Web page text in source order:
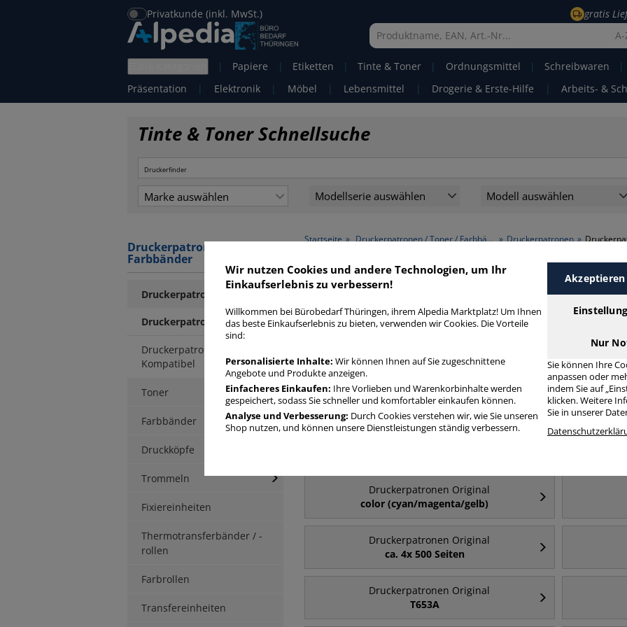
Privatkunde (inkl. MwSt.) gratis
A-
| Papiere | Etiketten | Tinte & Toner | Ordnungsmittel | Schreibwaren |
Präsentation
| Elektronik | Möbel | Lebensmittel | Drogerie & Erste-Hilfe | Arbeits- &
Tinte & Toner Schnellsuche
Marke auswählen Modellserie auswählen Modell auswählen
Druckerpatronen / Toner /
Farbbänder
Druckerpatronen
Druckerpatronen Original
Druckerpatronen
Kompatibel
Toner
Farbbänder
Druckköpfe
Trommeln
Fixiereinheiten
Thermotransferbänder / -
rollen
Farbrollen
Transfereinheiten
Startseite » Druckerpatronen / Toner / Farbbänder » Druckerpatronen »
Druckerpatronen Original grau >
grau
Druckerpatronen Original grau in bester Qualität zum günstigen Preis.
Druckerpatronen Original grau
Druckerpatronen Original
color (cyan/magenta/gelb)
Druckerpatronen Original
ca. 4x 500 Seiten
Druckerpatronen Original
T653A
Wir nutzen Cookies und andere Technologien, um Ihr
Einkaufserlebnis zu verbessern!
Willkommen bei Bürobedarf Thüringen, ihrem Alpedia Marktplatz! Um Ihnen
das beste Einkaufserlebnis zu bieten, verwenden wir Cookies. Die Vorteile
sind:
Personalisierte Inhalte: Wir können Ihnen auf Sie zugeschnittene
Angebote und Produkte anzeigen.
Einfacheres Einkaufen: Ihre Vorlieben und Warenkorbinhalte werden
gespeichert, sodass Sie schneller und komfortabler einkaufen können.
Analyse und Verbesserung: Durch Cookies verstehen wir, wie Sie unseren
Shop nutzen, und können unsere Dienstleistungen ständig verbessern.
Nur
Sie können Ihre
anpassen oder
indem Sie auf
klicken. Weitere
Sie in unserer